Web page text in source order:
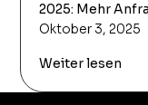
2025: Mehr
Oktober 3, 2025
Weiter lesen